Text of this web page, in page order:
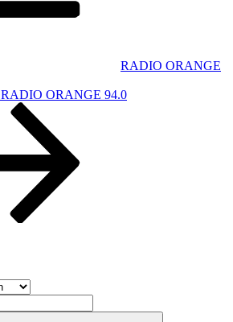
RADIO ORANGE
RADIO ORANGE 94.0